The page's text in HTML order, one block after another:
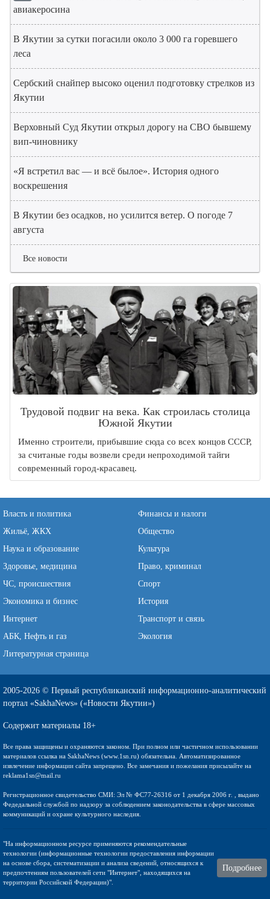
авиакеросина
В Якутии за сутки погасили около 3 000 га горевшего
леса
Сербский снайпер высоко оценил подготовку стрелков из
Якутии
Верховный Суд Якутии открыл дорогу на СВО бывшему
вип-чиновнику
«Я встретил вас — и всё былое». История одного
воскрешения
В Якутии без осадков, но усилится ветер. О погоде 7
августа
Все новости
Трудовой подвиг на века. Как строилась столица
Южной Якутии
Именно строители, прибывшие сюда со всех концов СССР,
за считаные годы возвели среди непроходимой тайги
современный город-красавец.
Власть и политика
Финансы и налоги
Жильё, ЖКХ
Общество
Наука и образование
Культура
Здоровье, медицина
Право, криминал
ЧС, происшествия
Спорт
Экономика и бизнес
История
Интернет
Транспорт и связь
АБК, Нефть и газ
Экология
Литературная страница
2005-2026 © Первый республиканский информационно-аналитический
портал «SakhaNews» («Новости Якутии»)
Содержит материалы 18+
Все права защищены и охраняются законом. При полном или частичном использовании
материалов ссылка на SakhaNews (www.1sn.ru) обязательна. Автоматизированное
извлечение информации сайта запрещено. Все замечания и пожелания присылайте на
reklama1sn@mail.ru
Регистрационное свидетельство СМИ: Эл № ФС77-26316 от 1 декабря 2006 г. , выдано
Федедальной службой по надзору за соблюдением законодательства в сфере массовых
коммуникаций и охране культурного наследия.
"На информационном ресурсе применяются рекомендательные
технологии (информационные технологии предоставления информации
на основе сбора, систематизации и анализа сведений, относящихся к
предпочтениям пользователей сети "Интернет", находящихся на
территории Российской Федерации)".
Подробнее